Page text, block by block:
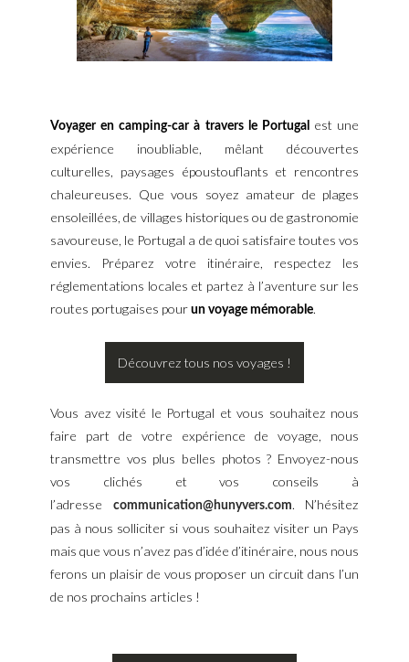
Voyager en camping-car à travers le Portugalest une
expérience inoubliable, mêlant découvertes
culturelles, paysages époustouflants et rencontres
chaleureuses. Que vous soyez amateur de plages
ensoleillées, de villages historiques ou de gastronomie
savoureuse, le Portugal a de quoi satisfaire toutes vos
envies. Préparez votre itinéraire, respectez les
réglementations locales et partez à l’aventure sur les
routes portugaises pour un voyage mémorable.
Découvrez tous nos voyages !
Vous avez visité le Portugal et vous souhaitez nous
faire part de votre expérience de voyage, nous
transmettre vos plus belles photos ? Envoyez-nous
vos clichés et vos conseils à
l’adresse communication@hunyvers.com. N’hésitez
pas à nous solliciter si vous souhaitez visiter un Pays
mais que vous n’avez pas d’idée d’itinéraire, nous nous
ferons un plaisir de vous proposer un circuit dans l’un
de nos prochains articles !